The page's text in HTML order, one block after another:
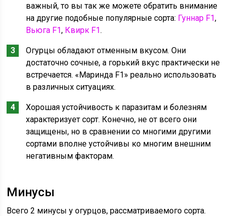
важный, то вы так же можете обратить внимание
на другие подобные популярные сорта: Гуннар F1,
Вьюга F1, Квирк F1.
Огурцы обладают отменным вкусом. Они
достаточно сочные, а горький вкус практически не
встречается. «Маринда F1» реально использовать
в различных ситуациях.
Хорошая устойчивость к паразитам и болезням
характеризует сорт. Конечно, не от всего они
защищены, но в сравнении со многими другими
сортами вполне устойчивы ко многим внешним
негативным факторам.
Минусы
Всего 2 минусы у огурцов, рассматриваемого сорта.